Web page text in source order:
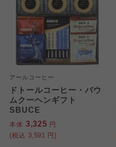
アールコーヒー
ドトールコーヒー・バウ
ムクーヘンギフト
SBUCE
本体 3,325 円
(税込 3,591 円)